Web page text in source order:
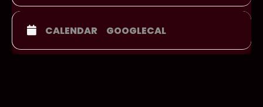
CALENDAR GOOGLECAL